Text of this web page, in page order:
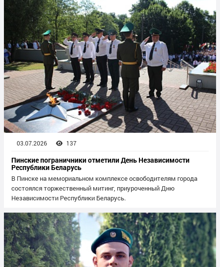
03.07.2026 137
Пинские пограничники отметили День Независимости
Республики Беларусь
В Пинске на мемориальном комплексе освободителям города
состоялся торжественный митинг, приуроченный Дню
Независимости Республики Беларусь.